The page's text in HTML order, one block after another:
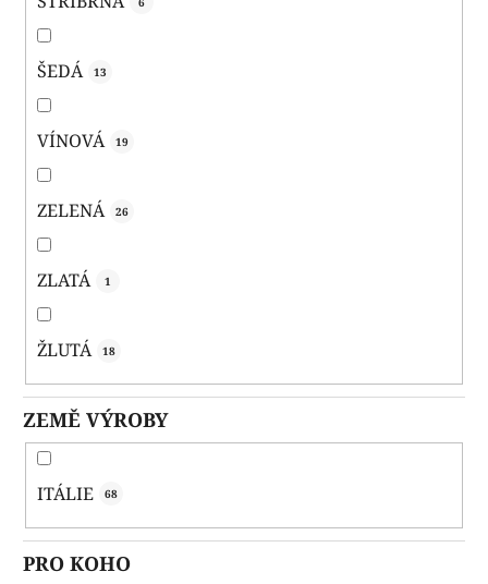
ŠEDÁ 13
VÍNOVÁ 19
ZELENÁ 26
ZLATÁ 1
ŽLUTÁ 18
ZEMĚ VÝROBY
ITÁLIE 68
PRO KOHO